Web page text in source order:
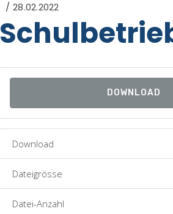
28.02.2022
DOWNLOAD
Download
Dateigrösse
Datei-Anzahl